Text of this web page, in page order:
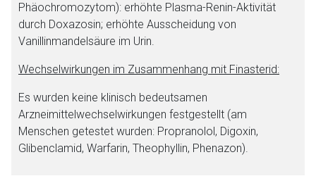
Phäochromozytom): erhöhte Plasma-Renin-Aktivität
durch Doxazosin; erhöhte Ausscheidung von
Vanillinmandelsäure im Urin.
Wechselwirkungen im Zusammenhang mit Finasterid:
Es wurden keine klinisch bedeutsamen
Arzneimittelwechselwirkungen festgestellt (am
Menschen getestet wurden: Propranolol, Digoxin,
Glibenclamid, Warfarin, Theophyllin, Phenazon).